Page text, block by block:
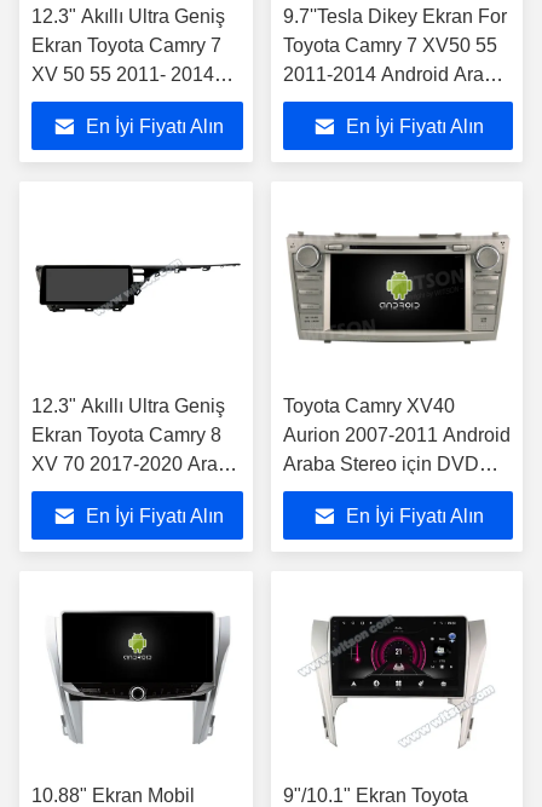
12.3" Akıllı Ultra Geniş
Ekran Toyota Camry 7
XV 50 55 2011- 2014
Araba Stereo Oyuncusu
En İyi Fiyatı Alın
9.7''Tesla Dikey Ekran For
Toyota Camry 7 XV50 55
2011-2014 Android Araba
Oyuncusu
En İyi Fiyatı Alın
12.3" Akıllı Ultra Geniş
Ekran Toyota Camry 8
XV 70 2017-2020 Araba
Stereo Oyuncusu için
En İyi Fiyatı Alın
Toyota Camry XV40
Aurion 2007-2011 Android
Araba Stereo için DVD
Desteli 8 "Ekran OEM Stili
En İyi Fiyatı Alın
10.88" Ekran Mobil
9"/10.1" Ekran Toyota